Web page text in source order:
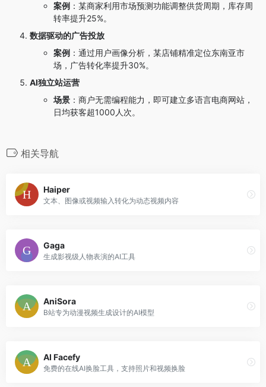
案例 ：某商家利用市场预测功能调整供货周期，库存周
转率提升25%。
数据驱动的广告投放
案例 ：通过用户画像分析，某店铺精准定位东南亚市
场，广告转化率提升30%。
AI独立站运营
场景 ：商户无需编程能力，即可建立多语言电商网站，
日均获客超1000人次。
相关导航
Haiper
文本、图像或视频输入转化为动态视频内容
Gaga
生成影视级人物表演的AI工具
AniSora
B站专为动漫视频生成设计的AI模型
AI Facefy
免费的在线AI换脸工具，支持照片和视频换脸